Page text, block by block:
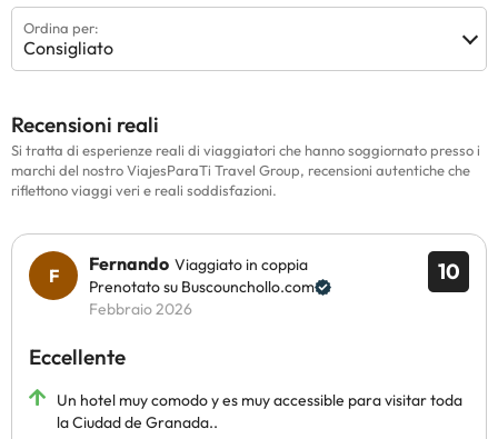
Ordina per:
Consigliato
Recensioni reali
Si tratta di esperienze reali di viaggiatori che hanno soggiornato presso i
marchi del nostro ViajesParaTi Travel Group, recensioni autentiche che
riflettono viaggi veri e reali soddisfazioni.
10
Fernando Viaggiato in coppia
Prenotato su Buscounchollo.com
Febbraio 2026
Eccellente
Un hotel muy comodo y es muy accessible para visitar toda
la Ciudad de Granada..